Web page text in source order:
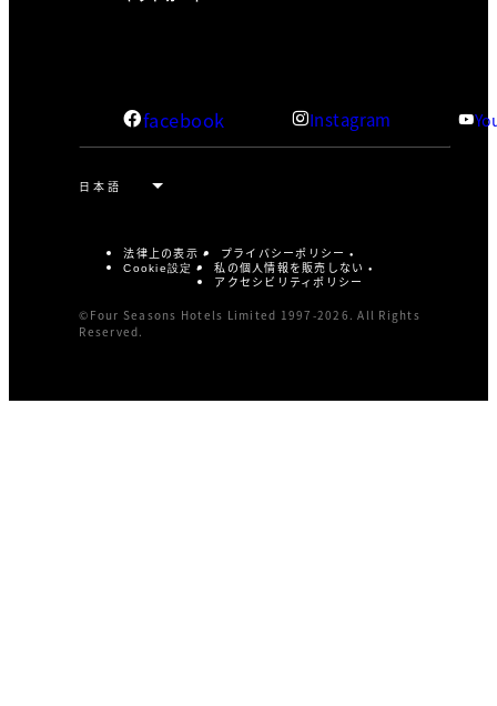
facebook Instagram
法律上の表示 プライバシーポリシー
Cookie設定
私の個人情報を販売しない
アクセシビリティポリシー
©Four Seasons Hotels Limited 1997-2026. All Rights
Reserved.